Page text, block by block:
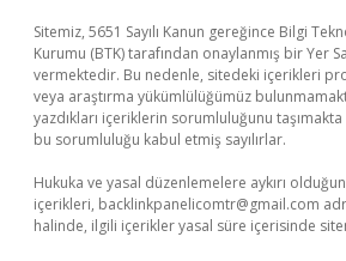
Sitemiz, 5651 Sayılı Kanun gereğince Bilgi
Kurumu (BTK) tarafından onaylanmış bir Yer
vermektedir. Bu nedenle, sitedeki içerikleri
veya araştırma yükümlülüğümüz
yazdıkları içeriklerin sorumluluğunu
bu sorumluluğu kabul etmiş sayılırlar.
Hukuka ve yasal düzenlemelere aykırı
içerikleri, backlinkpanelicomtr@gmail.com
halinde, ilgili içerikler yasal süre içerisinde